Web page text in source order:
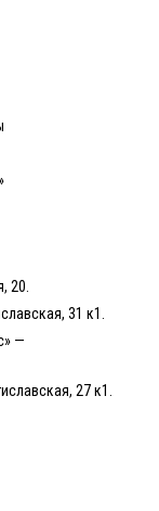
20.
31 к1.
—
27 к1.